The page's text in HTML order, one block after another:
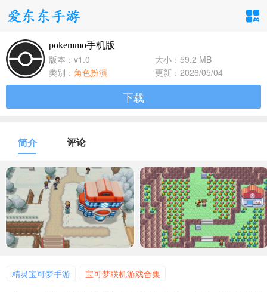
手游分类
卡牌回合
1百+款手游
1百+款手游
体育竞速
1百+款手游
冒险解谜
1百+款手游
模拟经营
1百+款手游
音乐舞蹈
1百+款手游
儿童教育
1百+款手游
pokemmo手机版
版本：v1.0
大小：59.2 MB
类别： 角色扮演 更新：2026/05/04
下载
简介 评论
精灵宝可梦手游 宝可梦联机游戏合集